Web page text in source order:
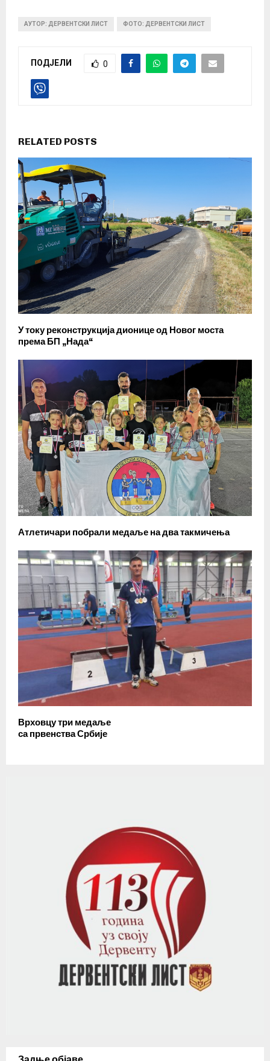
АУТОР: ДЕРВЕНТСКИ ЛИСТ ФОТО: ДЕРВЕНТСКИ ЛИСТ
ПОДЈЕЛИ 0
RELATED POSTS
У току реконструкција дионице од Новог моста
према БП „Нада“
Атлетичари побрали медаље на два такмичења
Врховцу три медаље
са првенства Србије